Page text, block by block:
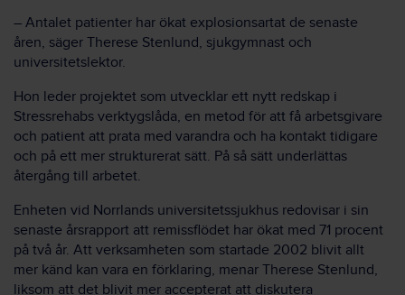
– Antalet patienter har ökat explosionsartat de senaste
åren, säger Therese Stenlund, sjukgymnast och
universitetslektor.
Hon leder projektet som utvecklar ett nytt redskap i
Stressrehabs verktygslåda, en metod för att få arbetsgivare
och patient att prata med varandra och ha kontakt tidigare
och på ett mer strukturerat sätt. På så sätt underlättas
återgång till arbetet.
Enheten vid Norrlands universitetssjukhus redovisar i sin
senaste årsrapport att remissflödet har ökat med 71 procent
på två år. Att verksamheten som startade 2002 blivit allt
mer känd kan vara en förklaring, menar Therese Stenlund,
liksom att det blivit mer accepterat att diskutera